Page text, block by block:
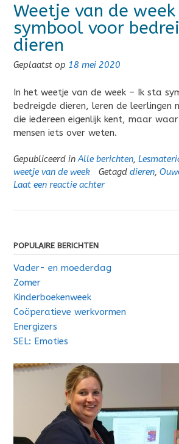
Weetje van de
symbool voor
dieren
Geplaatst op 18 mei 2020
In het weetje van de week – Ik sta
bedreigde dieren, leren de leerlingen
die iedereen eigenlijk kent, maar waar
mensen iets over weten.
Gepubliceerd inAlle berichten,
weetje van de week
Getagd dieren,
Laat een reactie achter
POPULAIRE BERICHTEN
Vader- en moederdag
Zomer
Kinderboekenweek
Coöperatieve werkvormen
Energizers
SEL: Emoties